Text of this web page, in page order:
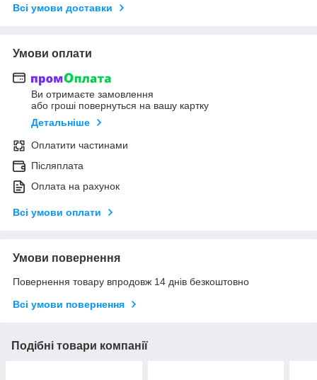
Всі умови доставки
Умови оплати
Ви отримаєте замовлення
або гроші повернуться на вашу картку
Детальніше
Оплатити частинами
Післяплата
Оплата на рахунок
Всі умови оплати
Умови повернення
Повернення товару впродовж 14 днів безкоштовно
Всі умови повернення
Подібні товари компанії